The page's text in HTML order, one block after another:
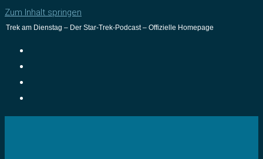
Zum Inhalt springen
Trek am Dienstag – Der Star-Trek-Podcast – Offizielle Homepage